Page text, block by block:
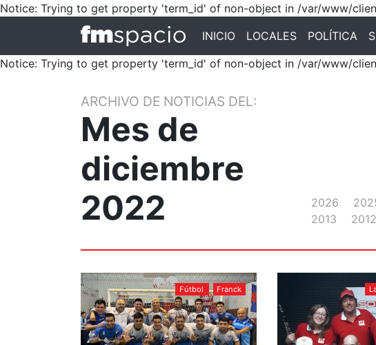
Notice: Trying to get property 'term_id' of non-object in /var/www/
INICIO
LOCALES POLÍTICA
Notice: Trying to get property 'term_id' of non-object in /var/www/
ARCHIVO DE NOTICIAS DEL:
Mes de
diciembre
2022
2026
2013
2012
Fútbol Franck